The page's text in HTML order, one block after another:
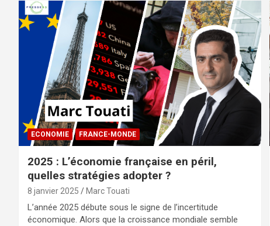
ECONOMIE FRANCE-MONDE
2025 : L’économie française en péril,
quelles stratégies adopter ?
8 janvier 2025 Marc Touati
L’année 2025 débute sous le signe de l’incertitude
économique. Alors que la croissance mondiale semble